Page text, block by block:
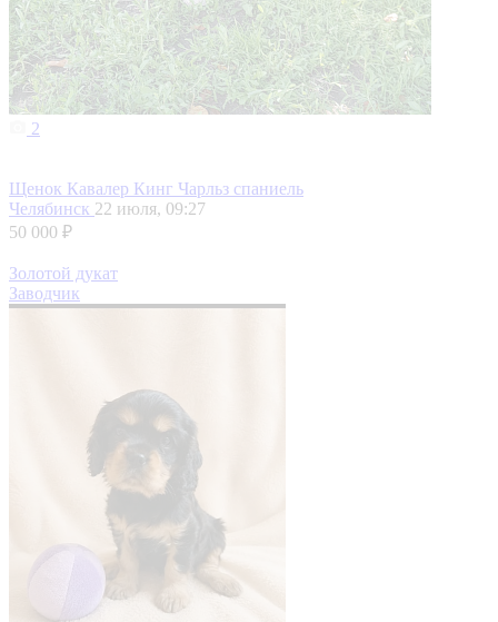
2
Щенок Кавалер Кинг Чарльз спаниель
Челябинск 22 июля, 09:27
50 000 ₽
Золотой дукат
Заводчик